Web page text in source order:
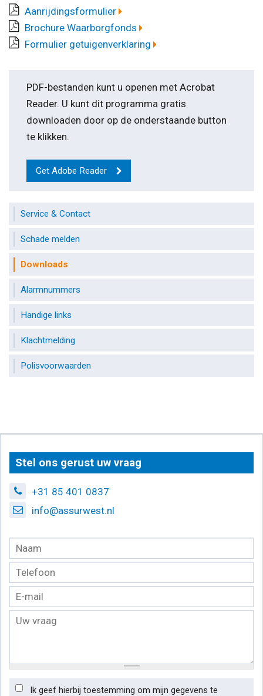
Aanrijdingsformulier
Brochure Waarborgfonds
Formulier getuigenverklaring
PDF-bestanden kunt u openen met Acrobat
Reader. U kunt dit programma gratis
downloaden door op de onderstaande button
te klikken.
Get Adobe Reader
Service & Contact
Schade melden
Downloads
Alarmnummers
Handige links
Klachtmelding
Polisvoorwaarden
Stel ons gerust uw vraag
+31 85 401 0837
info@assurwest.nl
Ik geef hierbij toestemming om mijn gegevens te